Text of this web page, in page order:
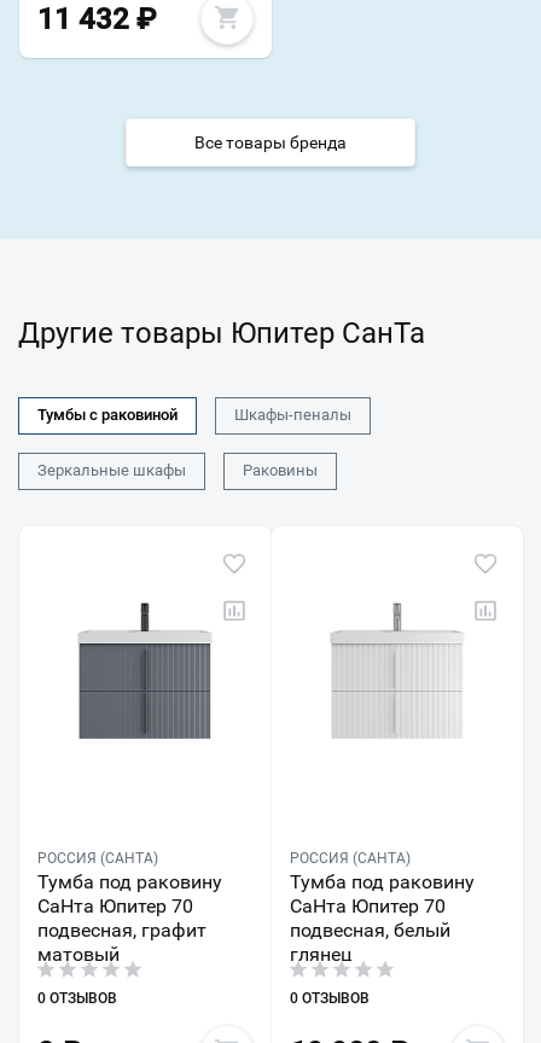
11 432 ₽
Все товары бренда
Другие товары Юпитер СанТа
Тумбы с раковиной Шкафы-пеналы
Зеркальные шкафы Раковины
РОССИЯ (САНТА)
Тумба под раковину
СаНта Юпитер 70
подвесная, графит
матовый
0 ОТЗЫВОВ
РОССИЯ (САНТА)
Тумба под раковину
СаНта Юпитер 70
подвесная, белый
глянец
0 ОТЗЫВОВ